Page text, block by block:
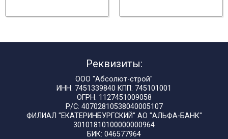
Реквизиты:
ООО "Абсолют-строй"
ИНН: 7451339840 КПП: 745101001
ОГРН: 1127451009058
Р/С: 40702810538040005107
ФИЛИАЛ "ЕКАТЕРИНБУРГСКИЙ" АО "АЛЬФА-БАНК"
30101810100000000964
БИК: 046577964